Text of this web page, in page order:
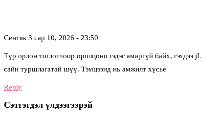
Сентяк 3 сар 10, 2026 - 23:50
Түр орлон тоглогчоор оролцоно гэдэг амаргүй байх, гэхдээ jL
сайн туршлагатай шүү. Тэмцээнд нь амжилт хүсье
Reply
Сэтгэгдэл үлдээгээрэй